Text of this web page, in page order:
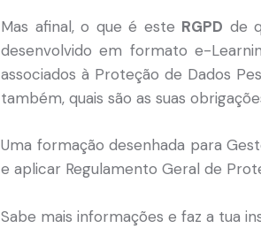
Mas afinal, o que é este RGPD de
desenvolvido em formato e-
associados à Proteção de Dados
também, quais são as suas
Uma formação desenhada para
e aplicar Regulamento Geral de
Sabe mais informações e faz a tua